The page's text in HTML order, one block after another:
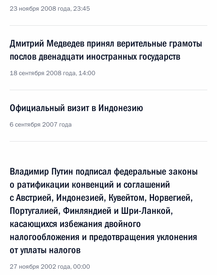
23 ноября 2008 года, 23:45
Дмитрий Медведев принял верительные грамоты
послов двенадцати иностранных государств
18 сентября 2008 года, 14:00
Официальный визит в Индонезию
6 сентября 2007 года
Владимир Путин подписал федеральные законы
о ратификации конвенций и соглашений
с Австрией, Индонезией, Кувейтом, Норвегией,
Португалией, Финляндией и Шри-Ланкой,
касающихся избежания двойного
налогообложения и предотвращения уклонения
от уплаты налогов
27 ноября 2002 года, 00:00